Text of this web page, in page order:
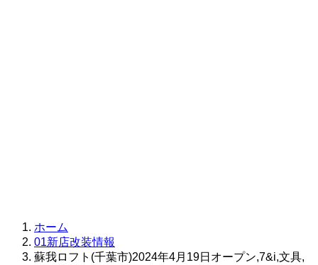
ホーム
01新店改装情報
蘇我ロフト(千葉市)2024年4月19日オープン,7&i,文具,